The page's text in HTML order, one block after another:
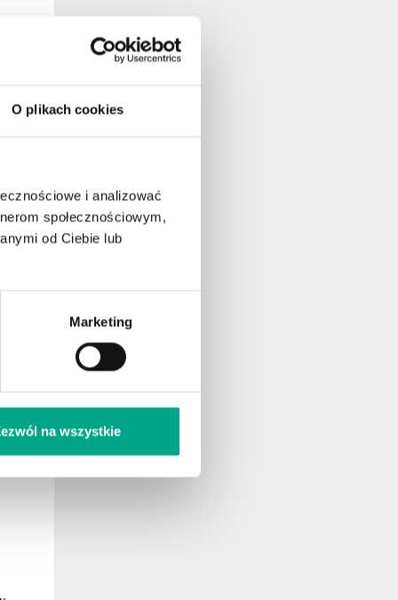
O plikach cookies
i analizować
społecznościowym,
od Ciebie lub
Marketing
na wszystkie